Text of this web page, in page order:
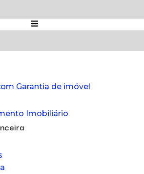
Garantia de imóvel
Imobiliário